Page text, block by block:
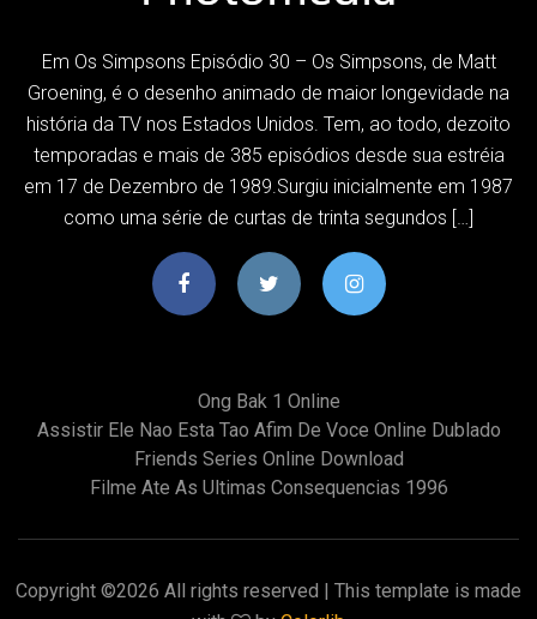
Em Os Simpsons Episódio 30 – Os Simpsons, de Matt
Groening, é o desenho animado de maior longevidade na
história da TV nos Estados Unidos. Tem, ao todo, dezoito
temporadas e mais de 385 episódios desde sua estréia
em 17 de Dezembro de 1989.Surgiu inicialmente em 1987
como uma série de curtas de trinta segundos […]
Ong Bak 1 Online
Assistir Ele Nao Esta Tao Afim De Voce Online Dublado
Friends Series Online Download
Filme Ate As Ultimas Consequencias 1996
Copyright ©2026 All rights reserved | This template is made